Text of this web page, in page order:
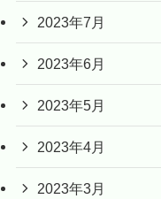
2023年7月
2023年6月
2023年5月
2023年4月
2023年3月